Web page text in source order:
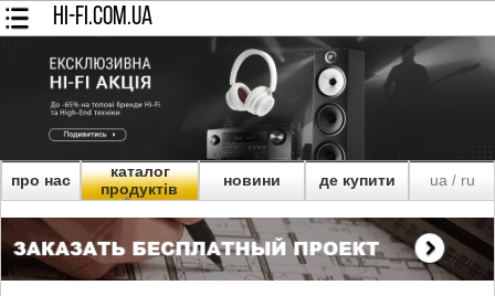
HI-FI.COM.UA
про нас
каталог
продуктів
новини де купити ua/ ru